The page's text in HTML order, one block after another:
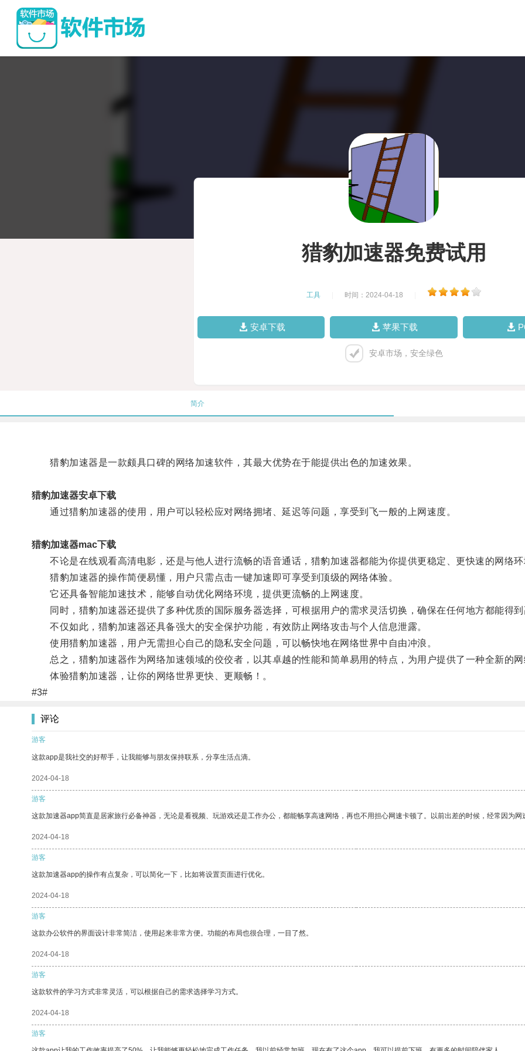
猎豹加速器免费试用
工具 时间：2024-04-18
安卓下载 苹果下载
安卓市场，安全绿色
简介
猎豹加速器是一款颇具口碑的网络加速软件，其最大优势在于能提供出色的加速效果。
猎豹加速器安卓下载
通过猎豹加速器的使用，用户可以轻松应对网络拥堵、延迟等问题，享受到飞一般的上网速度。
猎豹加速器mac下载
不论是在线观看高清电影，还是与他人进行流畅的语音通话，猎豹加速器都能为你提供更稳定、更快速的网络环
猎豹加速器的操作简便易懂，用户只需点击一键加速即可享受到顶级的网络体验。
它还具备智能加速技术，能够自动优化网络环境，提供更流畅的上网速度。
同时，猎豹加速器还提供了多种优质的国际服务器选择，可根据用户的需求灵活切换，确保在任何地方都能得到
不仅如此，猎豹加速器还具备强大的安全保护功能，有效防止网络攻击与个人信息泄露。
使用猎豹加速器，用户无需担心自己的隐私安全问题，可以畅快地在网络世界中自由冲浪。
总之，猎豹加速器作为网络加速领域的佼佼者，以其卓越的性能和简单易用的特点，为用户提供了一种全新的网
体验猎豹加速器，让你的网络世界更快、更顺畅！。
#3#
评论
游客
这款app是我社交的好帮手，让我能够与朋友保持联系，分享生活点滴。
2024-04-18
游客
这款加速器app简直是居家旅行必备神器，无论是看视频、玩游戏还是工作办公，都能畅享高速网络，再也不用担心网速卡顿了。以前出差的时候，经常因为
2024-04-18
游客
这款加速器app的操作有点复杂，可以简化一下，比如将设置页面进行优化。
2024-04-18
游客
这款办公软件的界面设计非常简洁，使用起来非常方便。功能的布局也很合理，一目了然。
2024-04-18
游客
这款软件的学习方式非常灵活，可以根据自己的需求选择学习方式。
2024-04-18
游客